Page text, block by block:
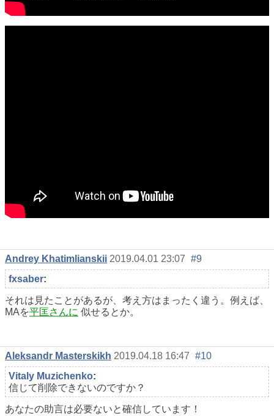
Andrey Khatimlianskii 2019.04.01 23:07 #9
fxsaber:
それは見たことがあるが、考え方はまったく違う。例えば、
MAを平匡さんに 似せるとか。
Aleksandr Masterskikh 2019.04.18 16:47 #10
Vitaly Muzichenko:
信じて削除できないのですか？
あなたの助言は必要ないと確信しています！